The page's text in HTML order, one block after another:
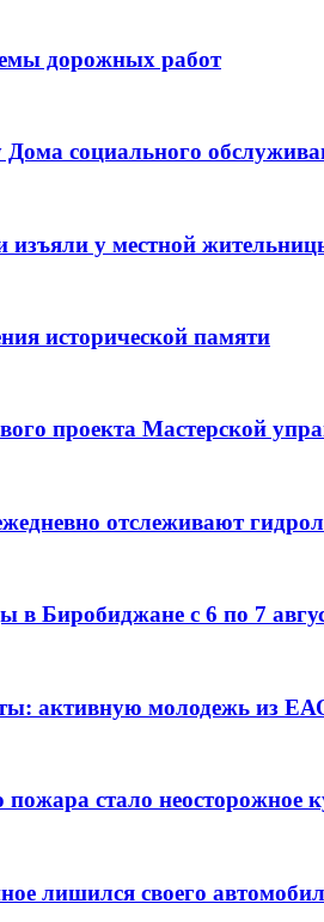
дорожных работ
социального
изъяли у местной
исторической памяти
проекта Мастерской
отслеживают
в Биробиджане с 6 по 7
активную молодежь из
стало неосторожное
лишился своего